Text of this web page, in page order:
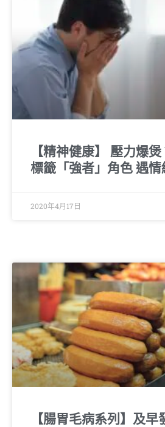
【精神健康】 壓力爆
標籤「強者」角色 遇
2020年4月17日
【腸胃毛病系列】及